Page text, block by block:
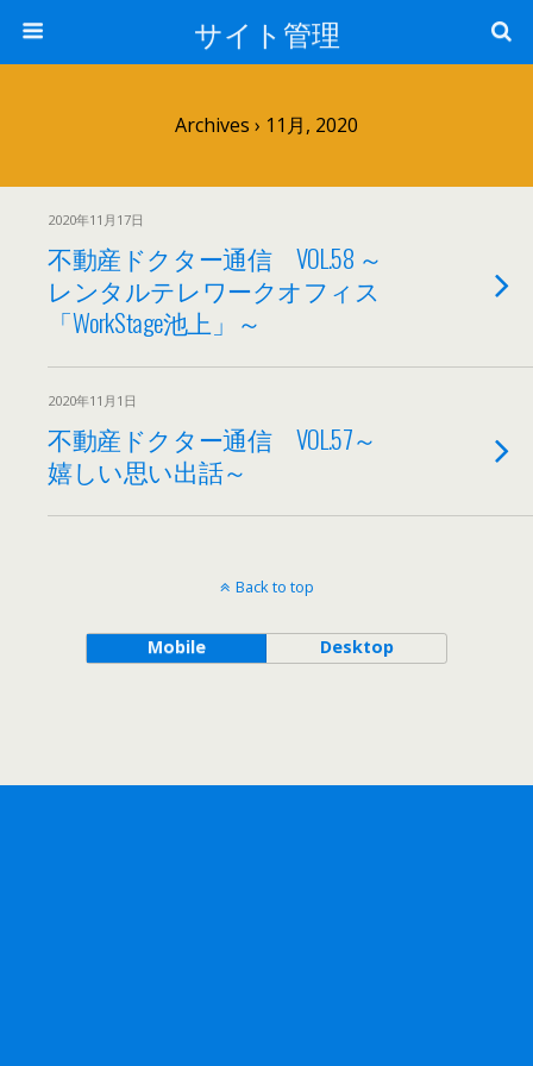
サイト管理
Archives › 11月, 2020
2020年11月17日
不動産ドクター通信 VOL.58 ～
レンタルテレワークオフィス
「WorkStage池上」～
2020年11月1日
不動産ドクター通信 VOL.57～
嬉しい思い出話～
Back to top
Mobile Desktop